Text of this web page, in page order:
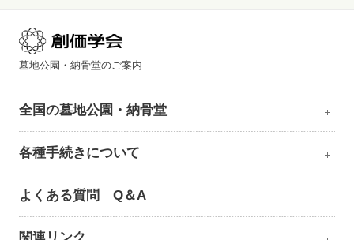
墓地公園・納骨堂のご案内
全国の墓地公園・納骨堂
各種手続きについて
よくある質問 Q＆A